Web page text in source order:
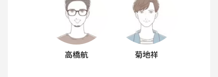
高橋航 菊地祥